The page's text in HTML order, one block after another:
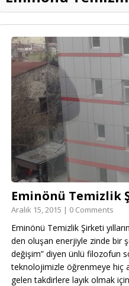
Eminönü Temizlik
Aralık 15, 2015 | 0 Comments
Eminönü Temizlik Şirketi
den oluşan enerjiyle zinde bir
değişim” diyen ünlü filozofun
teknolojimizle öğrenmeye hiç
gelen takdirlere layık olmak